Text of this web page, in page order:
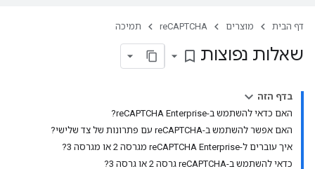
דף הבית מוצרים reCAPTCHA תמיכה
שאלות נפוצות bookmark_border
בדף הזה
האם כדאי להשתמש ב-reCAPTCHA Enterprise?
האם אפשר להשתמש ב-reCAPTCHA עם פתרונות של צד שלישי?
איך עוברים ל-reCAPTCHA Enterprise מגרסה 2 או מגרסה 3?
כדאי להשתמש ב-reCAPTCHA גרסה 2 או גרסה 3?